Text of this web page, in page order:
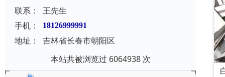
联系：
王先生
手机：
18126999991
地址：
吉林省长春市朝阳区
本站共被浏览过 6064938 次